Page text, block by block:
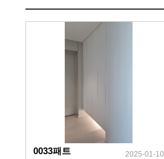
0033패트 2025-01-10